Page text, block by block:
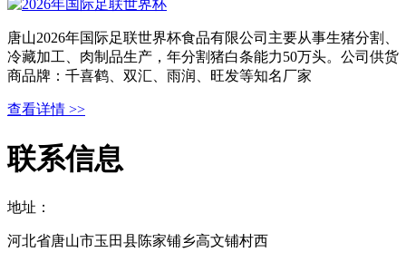
唐山2026年国际足联世界杯食品有限公司主要从事生猪分割、
冷藏加工、肉制品生产，年分割猪白条能力50万头。公司供货
商品牌：千喜鹤、双汇、雨润、旺发等知名厂家
查看详情 >>
联系信息
地址：
河北省唐山市玉田县陈家铺乡高文铺村西